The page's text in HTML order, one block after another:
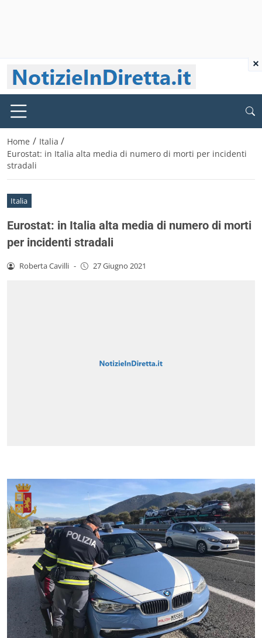
Home / Italia /
Eurostat: in Italia alta media di numero di morti per incidenti
stradali
Italia
Eurostat: in Italia alta media di numero di morti
per incidenti stradali
Roberta Cavilli - 27 Giugno 2021
×